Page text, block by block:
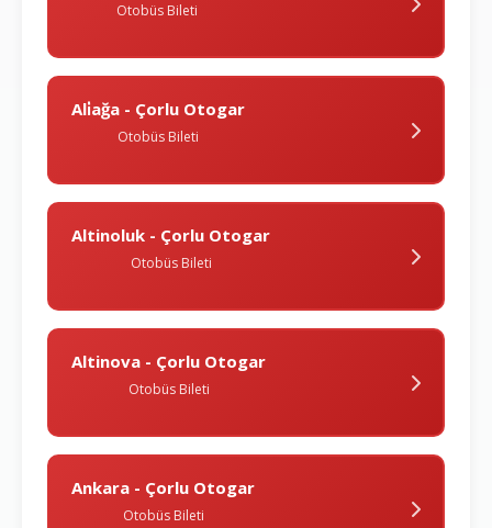
Otobüs Bileti
Ali̇ağa - Çorlu Otogar
Otobüs Bileti
Altinoluk - Çorlu Otogar
Otobüs Bileti
Altinova - Çorlu Otogar
Otobüs Bileti
Ankara - Çorlu Otogar
Otobüs Bileti